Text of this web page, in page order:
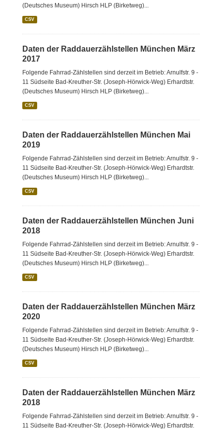
(Deutsches Museum) Hirsch HLP (Birketweg)...
CSV
Daten der Raddauerzählstellen München März
2017
Folgende Fahrrad-Zählstellen sind derzeit im Betrieb: Arnulfstr. 9 -
11 Südseite Bad-Kreuther-Str. (Joseph-Hörwick-Weg) Erhardtstr.
(Deutsches Museum) Hirsch HLP (Birketweg)...
CSV
Daten der Raddauerzählstellen München Mai
2019
Folgende Fahrrad-Zählstellen sind derzeit im Betrieb: Arnulfstr. 9 -
11 Südseite Bad-Kreuther-Str. (Joseph-Hörwick-Weg) Erhardtstr.
(Deutsches Museum) Hirsch HLP (Birketweg)...
CSV
Daten der Raddauerzählstellen München Juni
2018
Folgende Fahrrad-Zählstellen sind derzeit im Betrieb: Arnulfstr. 9 -
11 Südseite Bad-Kreuther-Str. (Joseph-Hörwick-Weg) Erhardtstr.
(Deutsches Museum) Hirsch HLP (Birketweg)...
CSV
Daten der Raddauerzählstellen München März
2020
Folgende Fahrrad-Zählstellen sind derzeit im Betrieb: Arnulfstr. 9 -
11 Südseite Bad-Kreuther-Str. (Joseph-Hörwick-Weg) Erhardtstr.
(Deutsches Museum) Hirsch HLP (Birketweg)...
CSV
Daten der Raddauerzählstellen München März
2018
Folgende Fahrrad-Zählstellen sind derzeit im Betrieb: Arnulfstr. 9 -
11 Südseite Bad-Kreuther-Str. (Joseph-Hörwick-Weg) Erhardtstr.